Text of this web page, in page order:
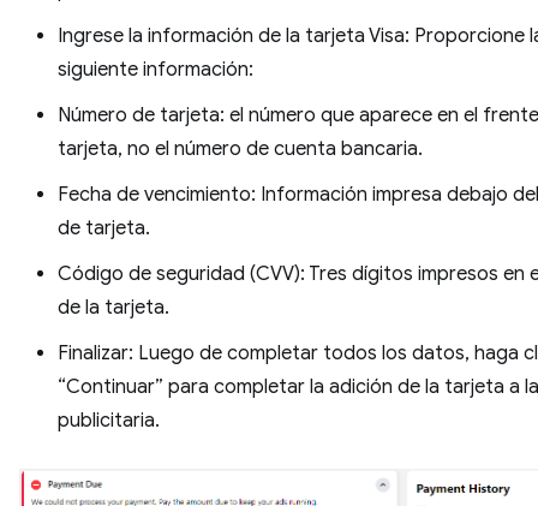
Ingrese la información de la tarjeta Visa: Proporcione
siguiente información:
Número de tarjeta: el número que aparece en el
tarjeta, no el número de cuenta bancaria.
Fecha de vencimiento: Información impresa debajo
de tarjeta.
Código de seguridad (CVV): Tres dígitos impresos en
de la tarjeta.
Finalizar: Luego de completar todos los datos, haga
“Continuar” para completar la adición de la tarjeta a
publicitaria.